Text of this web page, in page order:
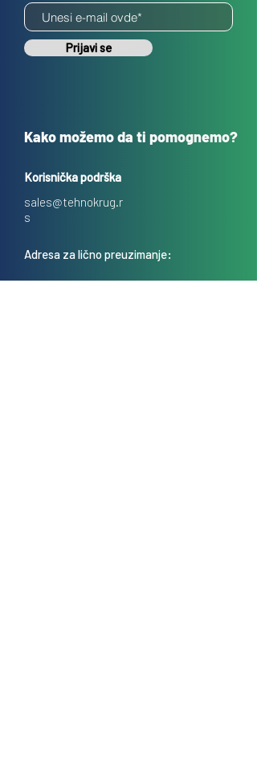
Prijavi se
Kako možemo da ti pomognemo?
Korisnička podrška
sales@tehnokrug.r
s
Adresa za lično preuzimanje:
Kosovska 17 (ulaz iz Kondine),